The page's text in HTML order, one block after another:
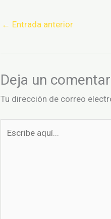
← Entrada anterior
Deja un
Tu dirección de correo